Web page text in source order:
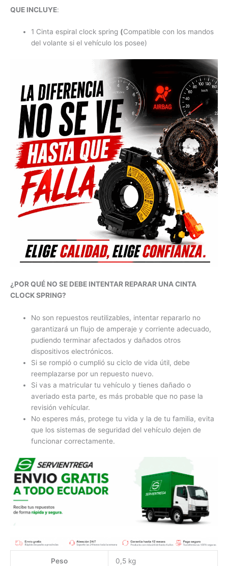
QUE INCLUYE:
1 Cinta espiral clock spring (Compatible con los mandos
del volante si el vehículo los posee)
¿POR QUÉ NO SE DEBE INTENTAR REPARAR UNA CINTA
CLOCK SPRING?
No son repuestos reutilizables, intentar repararlo no
garantizará un flujo de amperaje y corriente adecuado,
pudiendo terminar afectados y dañados otros
dispositivos electrónicos.
Si se rompió o cumplió su ciclo de vida útil, debe
reemplazarse por un repuesto nuevo.
Si vas a matricular tu vehículo y tienes dañado o
averiado esta parte, es más probable que no pase la
revisión vehícular.
No esperes más, protege tu vida y la de tu familia, evita
que los sistemas de seguridad del vehículo dejen de
funcionar correctamente.
Peso 0,5 kg